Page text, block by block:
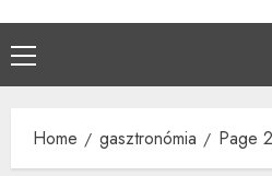
Primary
Menu
Home gasztronómia Page 2